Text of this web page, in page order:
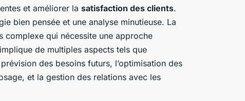
et améliorer la satisfaction des clients.
bien pensée et une analyse minutieuse. La
complexe qui nécessite une approche
de multiples aspects tels que
des besoins futurs, l’optimisation des
et la gestion des relations avec les